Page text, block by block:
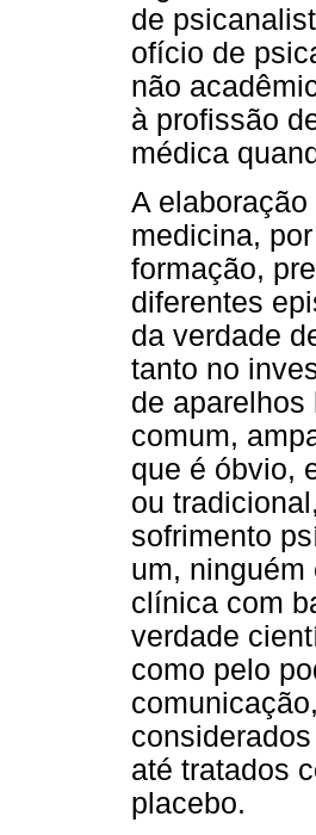
de
ofício de
não
à profissão
médica
A
medicina,
formação,
diferentes
da verdade
tanto no
de
comum,
que é óbvio,
ou
sofrimento
um, ninguém
clínica com
verdade
como pelo
até tratados
placebo.